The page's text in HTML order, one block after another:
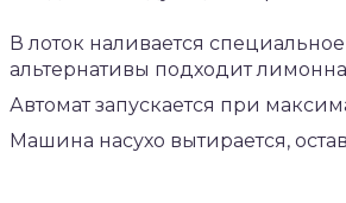
В лоток наливается
альтернативы подходит
Автомат запускается при
Машина насухо вытирается,